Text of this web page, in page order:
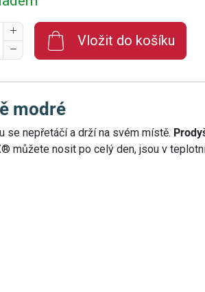
Vložit do košíku
modré
se nepřetáčí a drží na svém místě.
můžete nosit po celý den, jsou v